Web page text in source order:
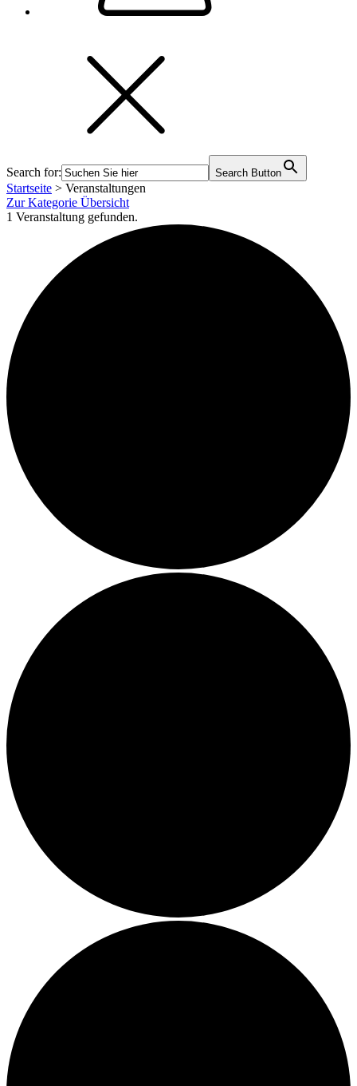
Search for: Search Button
Startseite > Veranstaltungen
Zur Kategorie Übersicht
1 Veranstaltung gefunden.